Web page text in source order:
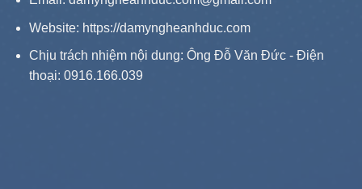
Website: https://damyngheanhduc.com
Chịu trách nhiệm nội dung: Ông Đỗ Văn Đức - Điện
thoại: 0916.166.039